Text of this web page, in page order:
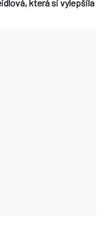
která si vylepšila